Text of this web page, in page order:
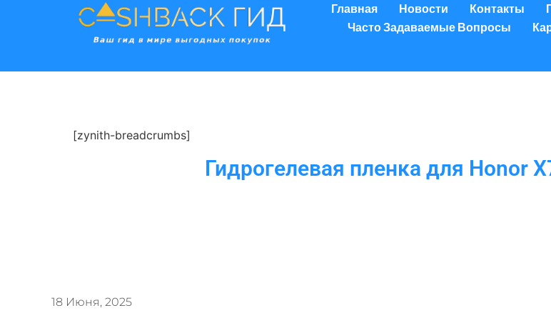
Главная Новости Контакты
Часто Задаваемые Вопросы
[zynith-breadcrumbs]
Гидрогелевая пленка для Honor
18 Июня, 2025